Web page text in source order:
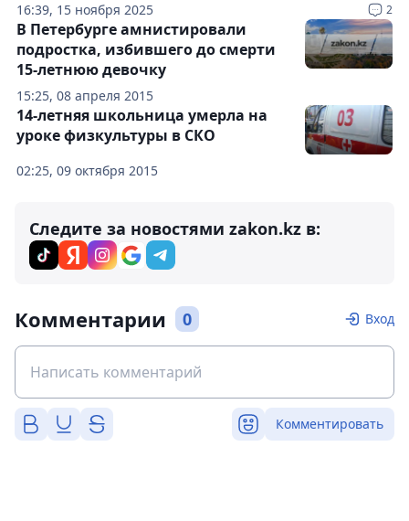
16:39, 15 ноября 2025 2
15:25, 08 апреля 2015
В Петербурге амнистировали
подростка, избившего до смерти
15-летнюю девочку
02:25, 09 октября 2015
14-летняя школьница умерла на
уроке физкультуры в СКО
Следите за новостями zakon.kz в:
Комментарии 0 Вход
Комментировать